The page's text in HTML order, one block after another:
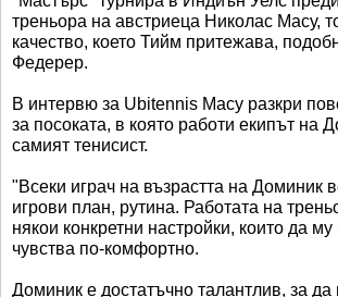
треньора на австриеца Николас Масу,
качество, което Тийм притежава,
Федерер.
В интервю за Ubitennis Масу разкри
за посоката, в която работи екипът на
самият тенисист.
"Всеки играч на възрастта на Доминик
игрови план, рутина. Работата на
някои конкретни настройки, които да
чувства по-комфортно.
Доминик е достатъчно талантлив, за да